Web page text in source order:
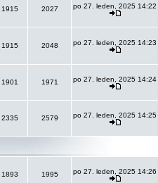
1915 2027 po 27. leden, 2025 14:22
1915 2048 po 27. leden, 2025 14:23
1901 1971 po 27. leden, 2025 14:24
2335 2579 po 27. leden, 2025 14:25
1893 1995 po 27. leden, 2025 14:26